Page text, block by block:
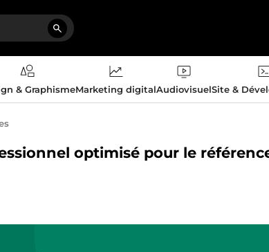
& GraphismeMarketing digitalAudiovisuelSite &
optimisé pour le